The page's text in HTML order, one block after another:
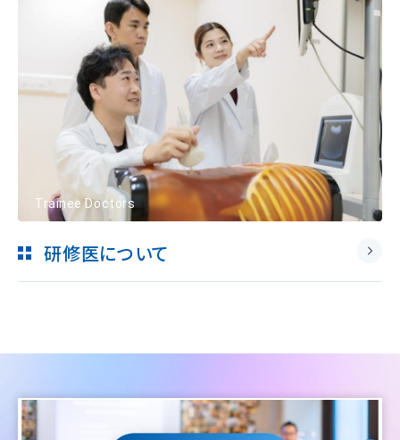
Trainee Doctors
研修医について